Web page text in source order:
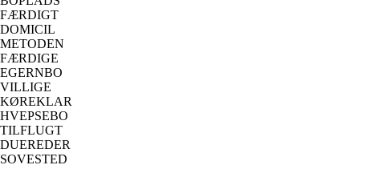
FÆRDIGT
DOMICIL
METODEN
FÆRDIGE
EGERNBO
VILLIGE
KØREKLAR
HVEPSEBO
TILFLUGT
DUEREDER
SOVESTED